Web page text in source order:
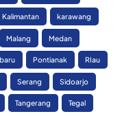
Kalimantan karawang
Malang Medan
Pontianak RIau
Serang Sidoarjo
Tangerang Tegal